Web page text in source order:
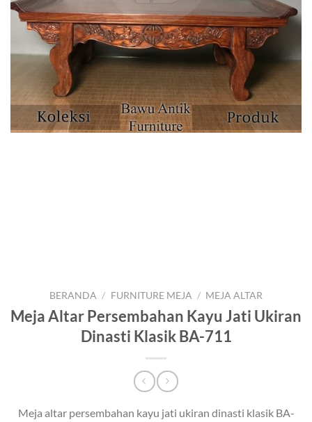
BERANDA / FURNITURE MEJA / MEJA ALTAR
Meja Altar Persembahan Kayu Jati Ukiran
Dinasti Klasik BA-711
Meja altar persembahan kayu jati ukiran dinasti klasik BA-